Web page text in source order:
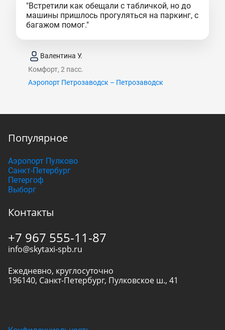
"Встретили как обещали с табличкой, но до
машины пришлось прогуляться на паркинг, с
багажом помог."
Валентина У.
Комфорт, 2 пасс.
Аэропорт Петрозаводск – Петрозаводск
Популярное
Аэропорт Пулково
Санкт-Петербург
Петергоф
Выборг
Контакты
+7 967 555-11-87
info@skytaxi-spb.ru
Ежедневно, круглосуточно
196140, Санкт-Петербург, Пулковское ш., 41